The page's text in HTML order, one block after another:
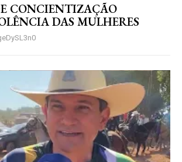
CONCIENTIZAÇÃO
DAS MULHERES